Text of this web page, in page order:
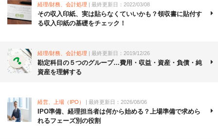
経理/財務、会計処理 | 最終更新日：2022/03/08
その収入印紙、実は貼らなくていいかも？領収書に貼付す
る収入印紙の基礎をチェック！
経理/財務、会計処理 | 最終更新日：2019/12/26
勘定科目の５つのグループ…費用・収益・資産・負債・純
資産を理解する
経営、上場（IPO） | 最終更新日：2026/08/06
IPO準備、経理担当者は何から始める？上場準備で求めら
れるフェーズ別の役割